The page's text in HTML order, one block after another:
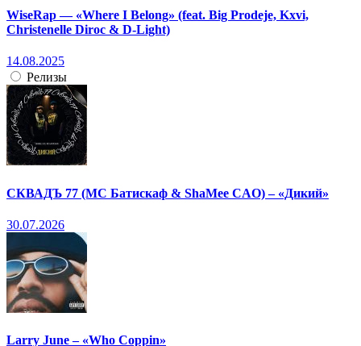
WiseRap — «Where I Belong» (feat. Big Prodeje, Kxvi,
Christenelle Diroc & D-Light)
14.08.2025
Релизы
СКВАДЪ 77 (МС Батискаф & ShaMee CAO) – «Дикий»
30.07.2026
Larry June – «Who Coppin»